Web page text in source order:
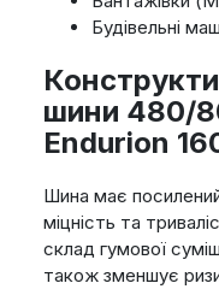
Будівельні
шини 480/
Endurion
Шина має
міцність та
склад гумової
також зменшує